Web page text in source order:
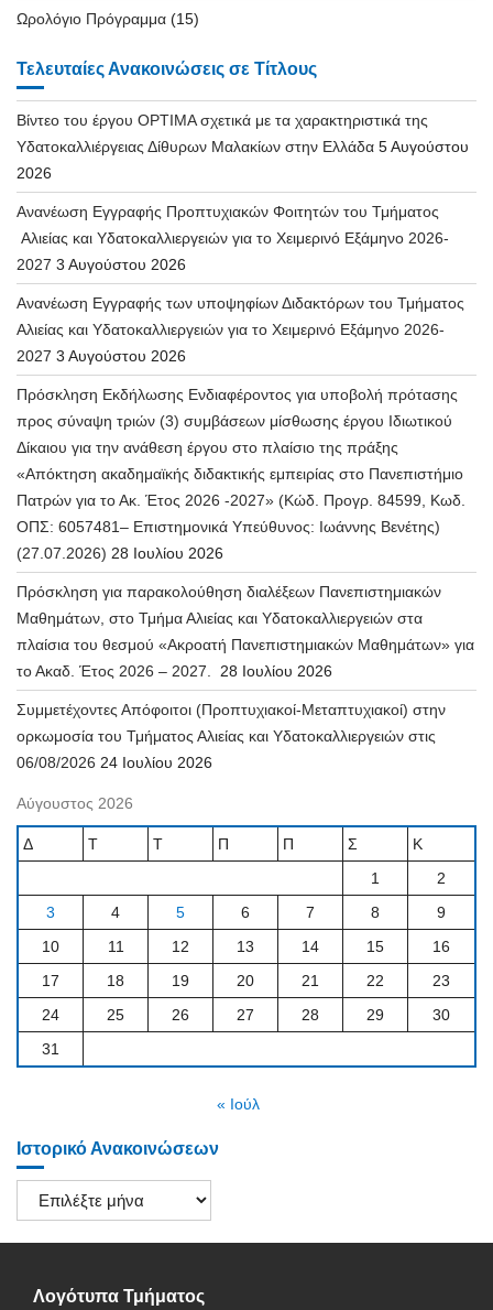
Ωρολόγιο Πρόγραμμα (15)
Τελευταίες Ανακοινώσεις σε Τίτλους
Βίντεο του έργου OPTIMA σχετικά με τα χαρακτηριστικά της
Υδατοκαλλιέργειας Δίθυρων Μαλακίων στην Ελλάδα 5 Αυγούστου
2026
Ανανέωση Εγγραφής Προπτυχιακών Φοιτητών του Τμήματος
Αλιείας και Υδατοκαλλιεργειών για το Χειμερινό Εξάμηνο 2026-
2027 3 Αυγούστου 2026
Ανανέωση Εγγραφής των υποψηφίων Διδακτόρων του Τμήματος
Αλιείας και Υδατοκαλλιεργειών για το Χειμερινό Εξάμηνο 2026-
2027 3 Αυγούστου 2026
Πρόσκληση Εκδήλωσης Ενδιαφέροντος για υποβολή πρότασης
προς σύναψη τριών (3) συμβάσεων μίσθωσης έργου Ιδιωτικού
Δίκαιου για την ανάθεση έργου στο πλαίσιο της πράξης
«Απόκτηση ακαδημαϊκής διδακτικής εμπειρίας στο Πανεπιστήμιο
Πατρών για το Ακ. Έτος 2026 -2027» (Κώδ. Προγρ. 84599, Κωδ.
ΟΠΣ: 6057481– Επιστημονικά Υπεύθυνος: Ιωάννης Βενέτης)
(27.07.2026) 28 Ιουλίου 2026
Πρόσκληση για παρακολούθηση διαλέξεων Πανεπιστημιακών
Μαθημάτων, στο Τμήμα Αλιείας και Υδατοκαλλιεργειών στα
πλαίσια του θεσμού «Ακροατή Πανεπιστημιακών Μαθημάτων» για
το Ακαδ. Έτος 2026 – 2027.
28 Ιουλίου 2026
Συμμετέχοντες Απόφοιτοι (Προπτυχιακοί-Μεταπτυχιακοί) στην
ορκωμοσία του Τμήματος Αλιείας και Υδατοκαλλιεργειών στις
06/08/2026 24 Ιουλίου 2026
Αύγουστος 2026
Δ Τ Τ Π Π Σ
Κ
1
2
3
4 5 6 7 8
9
10
11 12 13 14 15
16
17
18 19 20 21 22
23
24
25 26 27 28 29
30
31
« Ιούλ
Ιστορικό Ανακοινώσεων
Ιστορικό
Ανακοινώσεων
Λογότυπα Τμήματος